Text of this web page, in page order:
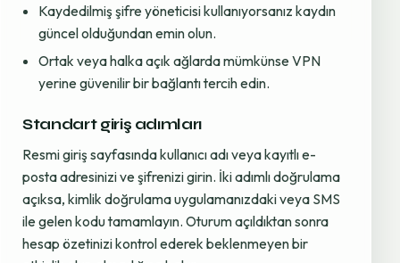
Kaydedilmiş şifre yöneticisi kullanıyorsanız kaydın
güncel olduğundan emin olun.
Ortak veya halka açık ağlarda mümkünse VPN
yerine güvenilir bir bağlantı tercih edin.
Standart giriş adımları
Resmi giriş sayfasında kullanıcı adı veya kayıtlı e-
posta adresinizi ve şifrenizi girin. İki adımlı doğrulama
açıksa, kimlik doğrulama uygulamanızdaki veya SMS
ile gelen kodu tamamlayın. Oturum açıldıktan sonra
hesap özetinizi kontrol ederek beklenmeyen bir